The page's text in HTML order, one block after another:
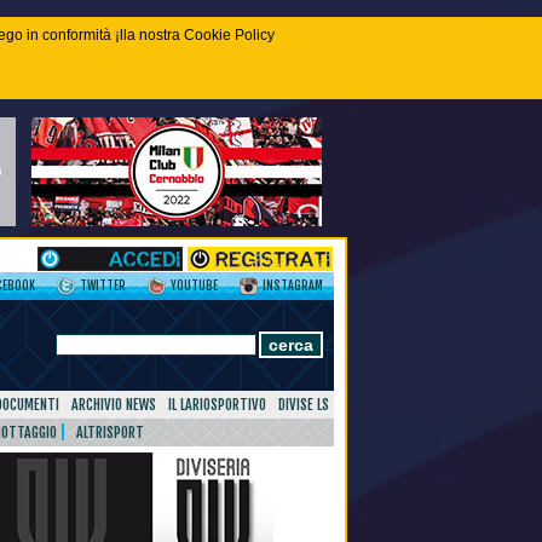
in conformità ¡lla nostra Cookie Policy
TWITTER YOUTUBE INSTAGRAM
ARCHIVIO NEWS IL LARIOSPORTIVO
DIVISE LS
ALTRISPORT